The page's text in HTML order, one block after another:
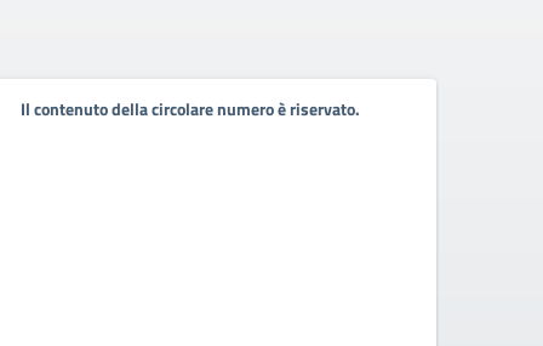
Il contenuto della circolare numero è riservato.